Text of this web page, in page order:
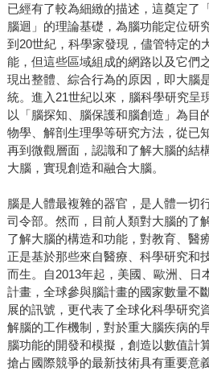
已經有了較為細緻的描述，這奠定了
腦迴」的理論基礎，為腦功能定位研
到20世紀，科學家發現，儘管特定的
能，但這些區域組成的網路以及它們
現出整體、綜合行為的原因，即大腦
統。進入21世紀以來，腦科學研究呈
以「腦探知、腦保護和腦創造」為目
物學、解剖生理學等研究方法，從已
再到微觀層面，認識和了解大腦的結
大腦，實現創造和融合大腦。
腦是人體最複雜的器官，是人體一切
司令部。然而，目前人類對大腦的了
了解大腦的構造和功能，對教育、醫
正是基於那些來自醫療、科學研究和
而生。自2013年起，美國、歐洲、日
計畫，全球參與腦計畫的國家數量不
展的訊號，更代表了全球化科學研究
解腦的工作機制，對於重大腦疾病的
腦功能的開發和模擬，創造以數值計
搶占國際競爭的最新技術具有重要意